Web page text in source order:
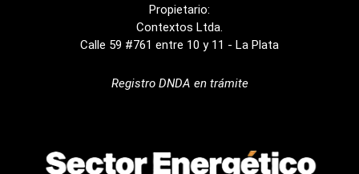
Propietario:
Contextos Ltda.
Calle 59 #761 entre 10 y 11 - La Plata
Registro DNDA en trámite